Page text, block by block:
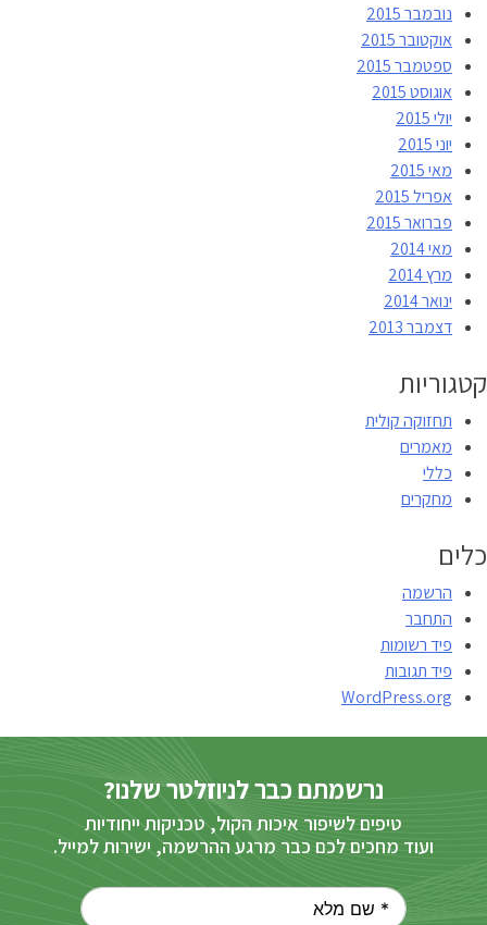
נובמבר 2015
אוקטובר 2015
ספטמבר 2015
אוגוסט 2015
יולי 2015
יוני 2015
מאי 2015
אפריל 2015
פברואר 2015
מאי 2014
מרץ 2014
ינואר 2014
דצמבר 2013
קטגוריות
תחזוקה קולית
מאמרים
כללי
מחקרים
כלים
הרשמה
התחבר
פיד רשומות
פיד תגובות
WordPress.org
נרשמתם כבר לניוזלטר שלנו?
טיפים לשיפור איכות הקול, טכניקות ייחודיות
ועוד מחכים לכם כבר מרגע ההרשמה, ישירות למייל.